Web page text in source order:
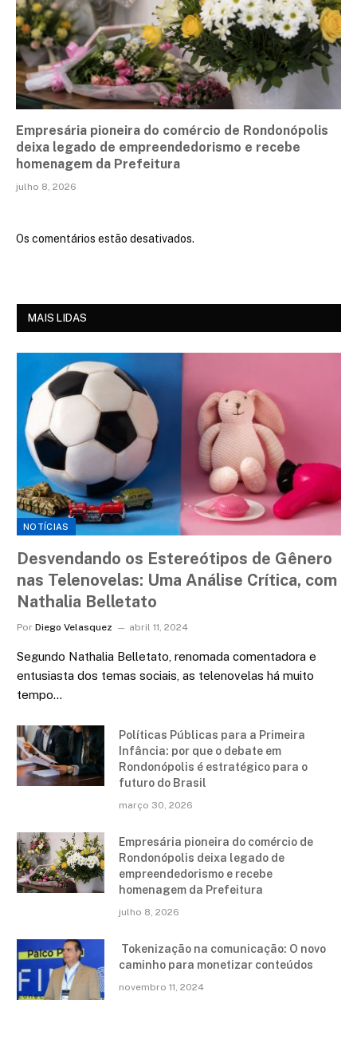
Empresária pioneira do comércio de Rondonópolis
deixa legado de empreendedorismo e recebe
homenagem da Prefeitura
julho 8, 2026
Os comentários estão desativados.
MAIS LIDAS
NOTÍCIAS
Desvendando os Estereótipos de Gênero
nas Telenovelas: Uma Análise Crítica, com
Nathalia Belletato
Por Diego Velasquez abril 11, 2024
Segundo Nathalia Belletato, renomada comentadora e
entusiasta dos temas sociais, as telenovelas há muito
tempo…
Políticas Públicas para a Primeira
Infância: por que o debate em
Rondonópolis é estratégico para o
futuro do Brasil
março 30, 2026
Empresária pioneira do comércio de
Rondonópolis deixa legado de
empreendedorismo e recebe
homenagem da Prefeitura
julho 8, 2026
Tokenização na comunicação: O novo
caminho para monetizar conteúdos
novembro 11, 2024